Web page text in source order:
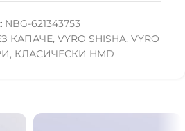
NBG-621343753
КАПАЧЕ, VYRO SHISHA, VYRO
, КЛАСИЧЕСКИ HMD